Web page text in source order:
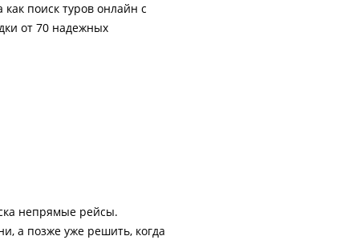
поиск туров онлайн с
от 70 надежных
непрямые рейсы.
а позже уже решить, когда